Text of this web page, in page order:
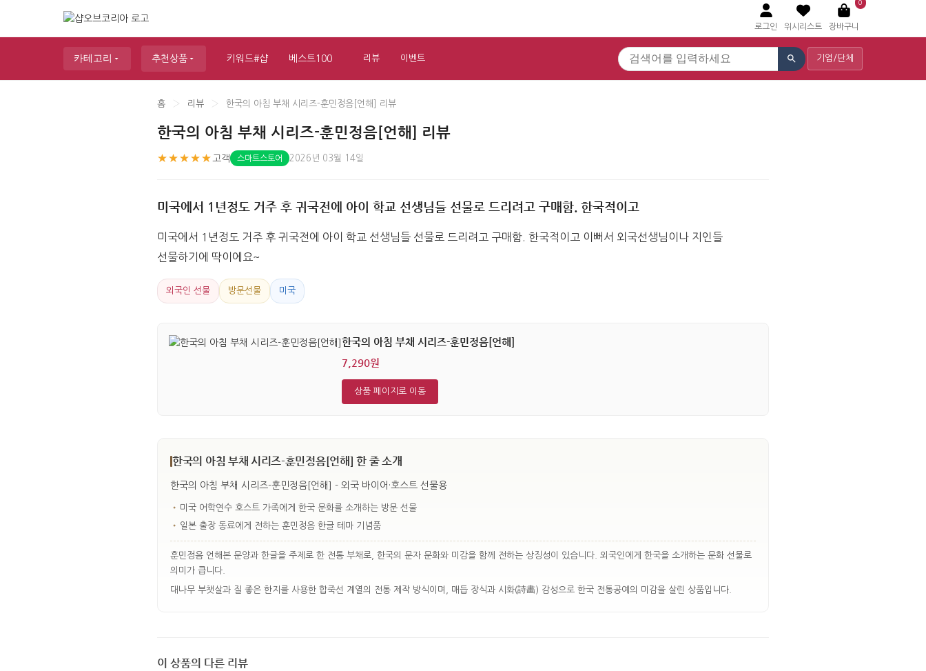
로그인 위시리스트
0
장바구니
카테고리 추천상품 키워드#샵 베스트100 리뷰 이벤트 기업/단체
홈 › 리뷰 › 한국의 아침 부채 시리즈-훈민정음[언해] 리뷰
한국의 아침 부채 시리즈-훈민정음[언해] 리뷰
★★★★★ 고객 스마트스토어 2026년 03월 14일
미국에서 1년정도 거주 후 귀국전에 아이 학교 선생님들 선물로 드리려고 구매함. 한국적이고
미국에서 1년정도 거주 후 귀국전에 아이 학교 선생님들 선물로 드리려고 구매함. 한국적이고 이뻐서 외국선생님이나 지인들
선물하기에 딱이에요~
외국인 선물 방문선물 미국
한국의 아침 부채 시리즈-훈민정음[언해]
7,290원
상품 페이지로 이동
한국의 아침 부채 시리즈-훈민정음[언해] 한 줄 소개
한국의 아침 부채 시리즈-훈민정음[언해] - 외국 바이어·호스트 선물용
• 미국 어학연수 호스트 가족에게 한국 문화를 소개하는 방문 선물
• 일본 출장 동료에게 전하는 훈민정음 한글 테마 기념품
훈민정음 언해본 문양과 한글을 주제로 한 전통 부채로, 한국의 문자 문화와 미감을 함께 전하는 상징성이 있습니다. 외국인에게 한국을 소개하는 문화 선물로
의미가 큽니다.
대나무 부챗살과 질 좋은 한지를 사용한 합죽선 계열의 전통 제작 방식이며, 매듭 장식과 시화(詩畵) 감성으로 한국 전통공예의 미감을 살린 상품입니다.
이 상품의 다른 리뷰